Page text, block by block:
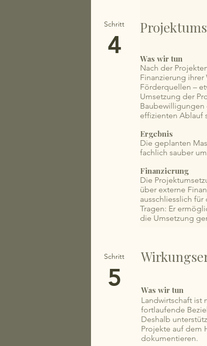
Schritt
4 Was wir tun
Nach der
Finanzierung ihrer
Förderquellen –
Umsetzung der
Baubewilligungen
effizienten Ablauf
Ergebnis
Die geplanten
fachlich sauber
Finanzierung
Die
über externe
ausschliesslich für
Tragen: Er
die Umsetzung
Schritt
5 Was wir tun
Landwirtschaft ist
fortlaufende
Deshalb
Projekte auf dem
dokumentieren.